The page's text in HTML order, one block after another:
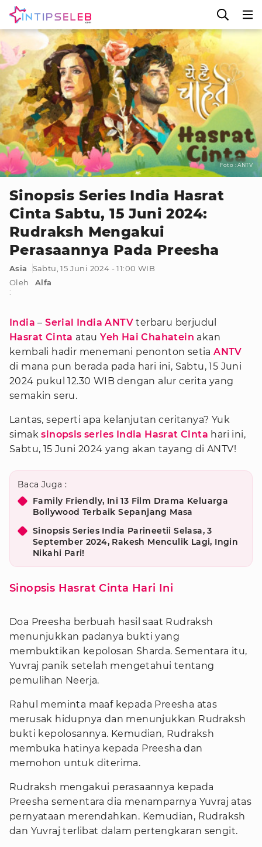
Foto : ANTV
Sinopsis Series India Hasrat
Cinta Sabtu, 15 Juni 2024:
Rudraksh Mengakui
Perasaannya Pada Preesha
Asia
Sabtu, 15 Juni 2024 - 11:00 WIB
Oleh
:
Alfa
India –Serial India ANTV terbaru berjudul
Hasrat Cinta atauYeh Hai Chahatein akan
kembali hadir menemani penonton setiaANTV
di mana pun berada pada hari ini, Sabtu, 15 Juni
2024 pukul 12.30 WIB dengan alur cerita yang
semakin seru.
Lantas, seperti apa kelanjutan ceritanya? Yuk
simaksinopsis series India Hasrat Cinta hari ini,
Sabtu, 15 Juni 2024 yang akan tayang di ANTV!
Baca Juga :
Family Friendly, Ini 13 Film Drama Keluarga
Bollywood Terbaik Sepanjang Masa
Sinopsis Series India Parineetii Selasa, 3
September 2024, Rakesh Menculik Lagi, Ingin
Nikahi Pari!
Sinopsis Hasrat Cinta Hari Ini
Doa Preesha berbuah hasil saat Rudraksh
menunjukkan padanya bukti yang
membuktikan kepolosan Sharda. Sementara itu,
Yuvraj panik setelah mengetahui tentang
pemulihan Neerja.
Rahul meminta maaf kepada Preesha atas
merusak hidupnya dan menunjukkan Rudraksh
bukti kepolosannya. Kemudian, Rudraksh
membuka hatinya kepada Preesha dan
memohon untuk diterima.
Rudraksh mengakui perasaannya kepada
Preesha sementara dia menamparnya Yuvraj atas
pernyataan merendahkan. Kemudian, Rudraksh
dan Yuvraj terlibat dalam pertengkaran sengit.